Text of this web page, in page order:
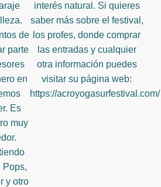
de
parte
en
Es
muy
Pops,
y otro
interés natural. Si quieres
saber más sobre el festival,
los profes, donde comprar
las entradas y cualquier
otra información puedes
visitar su página web:
https://acroyogasurfestival.com/